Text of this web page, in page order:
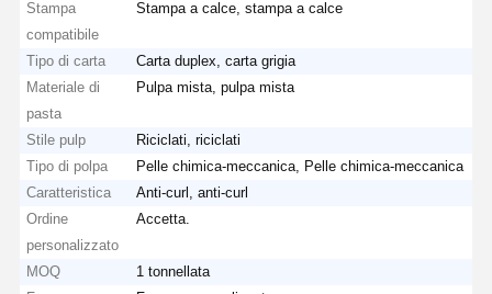
Stampa
compatibile
Stampa a calce, stampa a calce
Tipo di carta
Carta duplex, carta grigia
Materiale di
pasta
Pulpa mista, pulpa mista
Stile pulp
Riciclati, riciclati
Tipo di polpa
Pelle chimica-meccanica, Pelle chimica-meccanica
Caratteristica
Anti-curl, anti-curl
Ordine
personalizzato
Accetta.
MOQ
1 tonnellata